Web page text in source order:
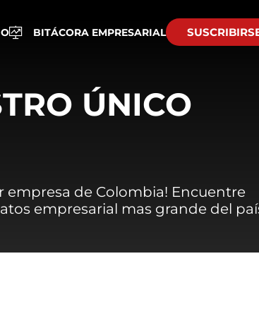
BITÁCORA EMPRESARIAL
ÚNICO
empresa de Colombia! Encuentre
empresarial mas grande del